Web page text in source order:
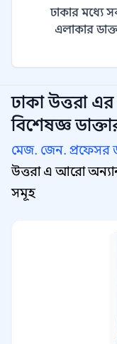
ঢাকার মধ্যে
এলাকার
ঢাকা উত্তরা এর
বিশেষজ্ঞ
মেজ. জেন. প্রফেসর
উত্তরা এ আরো
সমূহ